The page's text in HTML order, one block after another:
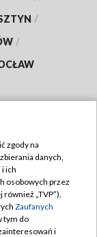
/
/
zgody na
danych,
ich
osobowych przez
również „TVP”),
Zaufanych
tym do
i